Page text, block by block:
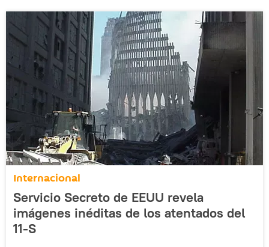
Internacional
Servicio Secreto de EEUU revela
imágenes inéditas de los atentados del
11-S